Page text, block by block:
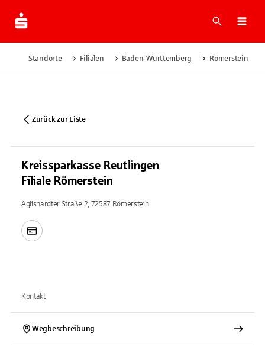
Suche
Standorte Filialen Baden-Württemberg Römerstein
Zurück zur Liste
Kreissparkasse Reutlingen
Filiale Römerstein
Aglishardter Straße 2, 72587 Römerstein
Kontakt
Wegbeschreibung